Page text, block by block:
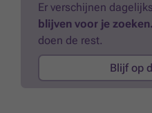
Er verschijnen
blijven voor je zoeken.
doen de rest.
Blijf op